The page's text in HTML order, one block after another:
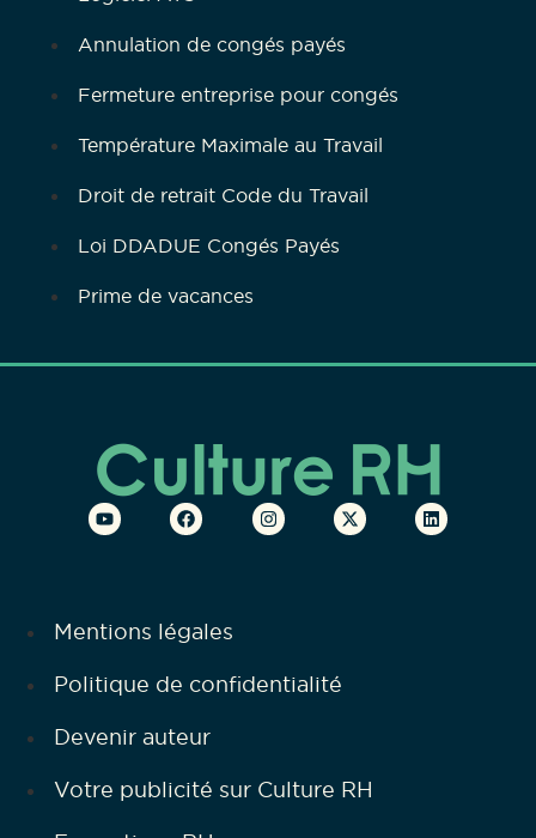
Annulation de congés payés
Fermeture entreprise pour congés
Température Maximale au Travail
Droit de retrait Code du Travail
Loi DDADUE Congés Payés
Prime de vacances
Mentions légales
Politique de confidentialité
Devenir auteur
Votre publicité sur Culture RH